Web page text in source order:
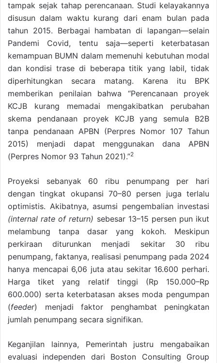
tampak sejak tahap perencanaan. Studi kelayakannya
disusun dalam waktu kurang dari enam bulan pada
tahun 2015. Berbagai hambatan di lapangan—selain
Pandemi Covid, tentu saja—seperti keterbatasan
kemampuan BUMN dalam memenuhi kebutuhan modal
dan kondisi trase di beberapa titik yang labil, tidak
diperhitungkan secara matang. Karena itu BPK
memberikan penilaian bahwa “Perencanaan proyek
KCJB kurang memadai mengakibatkan perubahan
skema pendanaan proyek KCJB yang semula B2B
tanpa pendanaan APBN (Perpres Nomor 107 Tahun
2015) menjadi dapat menggunakan dana APBN
(Perpres Nomor 93 Tahun 2021).”2
Proyeksi sebanyak 60 ribu penumpang per hari
dengan tingkat okupansi 70–80 persen juga terlalu
optimistis. Akibatnya, asumsi pengembalian investasi
(internal rate of return) sebesar 13–15 persen pun ikut
melambung tanpa dasar yang kokoh. Meskipun
perkiraan diturunkan menjadi sekitar 30 ribu
penumpang, faktanya, realisasi penumpang pada 2024
hanya mencapai 6,06 juta atau sekitar 16.600 perhari.
Harga tiket yang relatif tinggi (Rp 150.000–Rp
600.000) serta keterbatasan akses moda pengumpan
(feeder) menjadi faktor penghambat peningkatan
jumlah penumpang secara signifikan.
Keganjilan lainnya, Pemerintah justru mengabaikan
evaluasi independen dari Boston Consulting Group